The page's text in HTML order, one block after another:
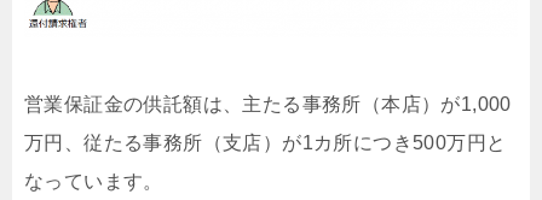
営業保証金の供託額は、主たる事務所（本店）が1,000
万円、従たる事務所（支店）が1カ所につき500万円と
なっています。